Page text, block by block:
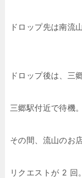
ドロップ先は南流
ドロップ後は、三
三郷駅付近で待機。
その間、流山のお
リクエストが 2 回。